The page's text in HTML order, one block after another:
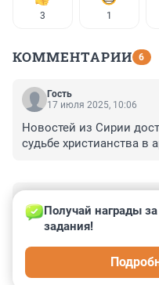
3 1
КОММЕНТАРИИ 6
Гость
17 июля 2025, 10:06
Новостей из Сирии
судьбе христианства в
15 июля 2025, 15:18
В последние
искореняется - при
одобрении западных
Получай награды
задания!